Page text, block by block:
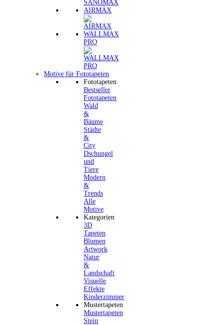
AIRMAX
WALLMAX
PRO
Motive für Fototapeten
Fototapeten
Bestseller
Fototapeten
Wald
&
Bäume
Städte
&
City
Dschungel
und
Tiere
Modern
&
Trends
Alle
Motive
Kategorien
3D
Tapeten
Blumen
Artwork
Natur
&
Landschaft
Visuelle
Effekte
Kinderzimmer
Mustertapeten
Mustertapeten
Stein